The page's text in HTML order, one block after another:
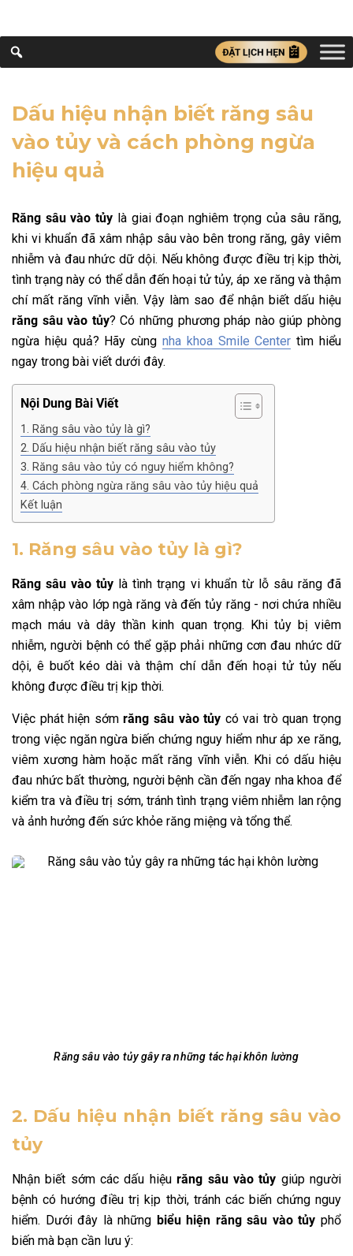
Dấu hiệu nhận biết răng sâu
vào tủy và cách phòng ngừa
hiệu quả
Răng sâu vào tủy là giai đoạn nghiêm trọng của sâu răng,
khi vi khuẩn đã xâm nhập sâu vào bên trong răng, gây viêm
nhiễm và đau nhức dữ dội. Nếu không được điều trị kịp thời,
tình trạng này có thể dẫn đến hoại tử tủy, áp xe răng và thậm
chí mất răng vĩnh viễn. Vậy làm sao để nhận biết dấu hiệu
răng sâu vào tủy? Có những phương pháp nào giúp phòng
ngừa hiệu quả? Hãy cùng nha khoa Smile Center tìm hiểu
ngay trong bài viết dưới đây.
Nội Dung Bài Viết
1. Răng sâu vào tủy là gì?
2. Dấu hiệu nhận biết răng sâu vào tủy
3. Răng sâu vào tủy có nguy hiểm không?
4. Cách phòng ngừa răng sâu vào tủy hiệu quả
Kết luận
1. Răng sâu vào tủy là gì?
Răng sâu vào tủy là tình trạng vi khuẩn từ lỗ sâu răng đã
xâm nhập vào lớp ngà răng và đến tủy răng - nơi chứa nhiều
mạch máu và dây thần kinh quan trọng. Khi tủy bị viêm
nhiễm, người bệnh có thể gặp phải những cơn đau nhức dữ
dội, ê buốt kéo dài và thậm chí dẫn đến hoại tử tủy nếu
không được điều trị kịp thời.
Việc phát hiện sớmrăng sâu vào tủy có vai trò quan trọng
trong việc ngăn ngừa biến chứng nguy hiểm như áp xe răng,
viêm xương hàm hoặc mất răng vĩnh viễn. Khi có dấu hiệu
đau nhức bất thường, người bệnh cần đến ngay nha khoa để
kiểm tra và điều trị sớm, tránh tình trạng viêm nhiễm lan rộng
và ảnh hưởng đến sức khỏe răng miệng và tổng thể.
Răng sâu vào tủy gây ra những tác hại khôn lường
2. Dấu hiệu nhận biết răng sâu vào
tủy
Nhận biết sớm các dấu hiệurăng sâu vào tủy giúp người
bệnh có hướng điều trị kịp thời, tránh các biến chứng nguy
hiểm. Dưới đây là những biểu hiện răng sâu vào tủy phổ
biến mà bạn cần lưu ý: